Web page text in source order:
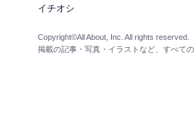
イチオシ
Copyright©All About, Inc. All rights reserved.
掲載の記事・写真・イラストなど、すべて